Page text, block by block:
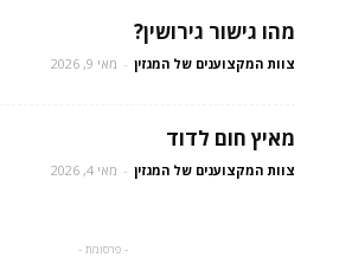
מהו גישור גירושין?
צוות המקצוענים של המגזין - מאי 9, 2026
מאיץ חום לדוד
צוות המקצוענים של המגזין - מאי 4, 2026
- פרסומת -